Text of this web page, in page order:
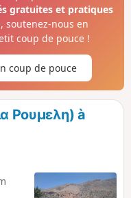
de la
nous
de 10 €
à
gratuites et pratiques
soutenez-nous en
coup de pouce !
coup de pouce
Ρουμελη) à